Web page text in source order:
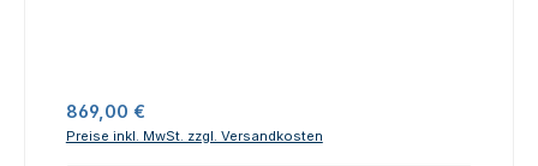
Regulärer Preis:
869,00 €
Preise inkl. MwSt. zzgl. Versandkosten